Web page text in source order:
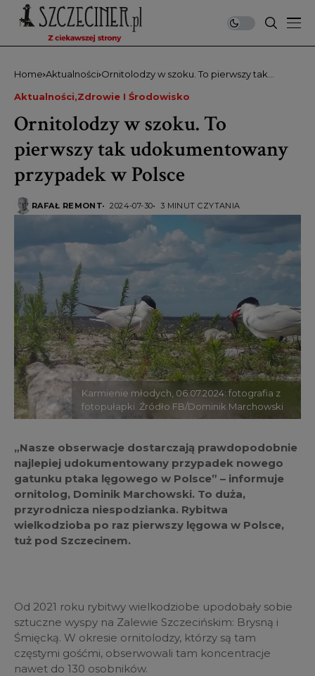
Home Aktualności Ornitolodzy w szoku. To pierwszy tak
Aktualności Zdrowie I Środowisko
Ornitolodzy w szoku. To
pierwszy tak udokumentowany
przypadek w Polsce
RAFAŁ REMONT 2024-07-30 3 MINUT CZYTANIA
Karmienie młodych, 06.07.2024: fotografia z
fotopułapki. Źródło FB/Dominik Marchowski
„Nasze obserwacje dostarczają prawdopodobnie
najlepiej udokumentowany przypadek nowego
gatunku ptaka lęgowego w Polsce” – informuje
ornitolog, Dominik Marchowski. To duża,
przyrodnicza niespodzianka. Rybitwa
wielkodzioba po raz pierwszy lęgowa w Polsce,
tuż pod Szczecinem.
Od 2021 roku rybitwy wielkodziobe upodobały sobie
sztuczne wyspy na Zalewie Szczecińskim: Brysną i
Śmięcką. W okresie ornitolodzy, którzy są tam
częstymi gośćmi, obserwowali tam koncentracje
nawet do 130 osobników.